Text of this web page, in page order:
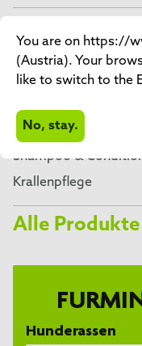
FURminator
FURminator für
FURminator für
FURminator für
Shampoo &
Krallenpflege
Alle Produkte
Hunderassen
You are on https://
(Austria). Your
like to switch to the
No, stay.